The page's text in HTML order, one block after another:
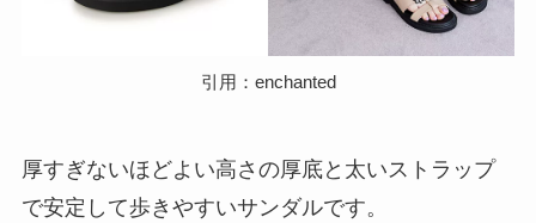
引用：enchanted
厚すぎないほどよい高さの厚底と太いストラップ
で安定して歩きやすいサンダルです。